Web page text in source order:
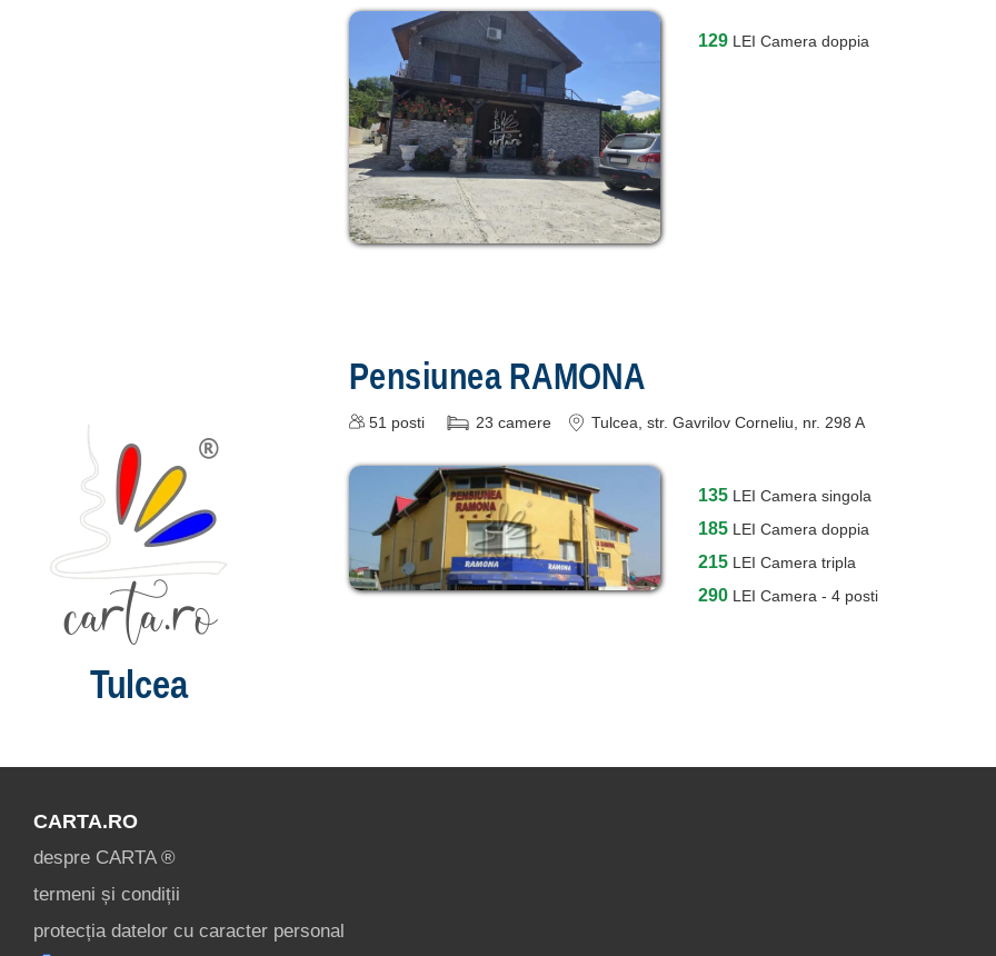
129 LEI Camera doppia
Pensiunea RAMONA
51 posti 23 camere Tulcea , str. Gavrilov Corneliu, nr. 298 A
135 LEI Camera singola
185 LEI Camera doppia
215 LEI Camera tripla
290 LEI Camera - 4 posti
Tulcea
CARTA.RO
despre CARTA ®
termeni și condiții
protecția datelor cu caracter personal